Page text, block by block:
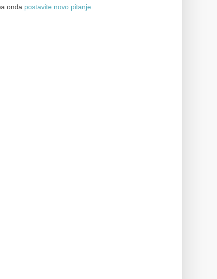
onda postavite novo pitanje.